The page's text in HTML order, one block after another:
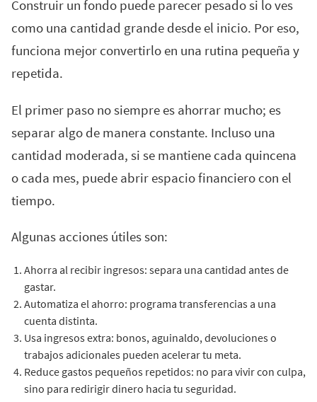
Construir un fondo puede parecer pesado si lo ves
como una cantidad grande desde el inicio. Por eso,
funciona mejor convertirlo en una rutina pequeña y
repetida.
El primer paso no siempre es ahorrar mucho; es
separar algo de manera constante. Incluso una
cantidad moderada, si se mantiene cada quincena
o cada mes, puede abrir espacio financiero con el
tiempo.
Algunas acciones útiles son:
Ahorra al recibir ingresos: separa una cantidad antes de
gastar.
Automatiza el ahorro: programa transferencias a una
cuenta distinta.
Usa ingresos extra: bonos, aguinaldo, devoluciones o
trabajos adicionales pueden acelerar tu meta.
Reduce gastos pequeños repetidos: no para vivir con culpa,
sino para redirigir dinero hacia tu seguridad.